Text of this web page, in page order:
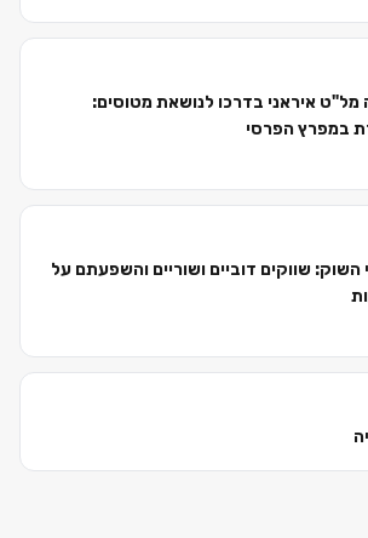
מל"ט איראני בדרכו לנושאת מטוסים:
במפרץ הפרסי
השוק: שווקים דוביים ושוריים והשפעתם על